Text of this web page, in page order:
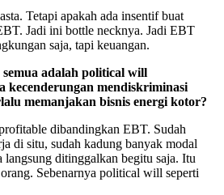
Tetapi apakah ada insentif buat
Jadi ini bottle necknya. Jadi EBT
saja, tapi keuangan.
adalah political will
kecenderungan mendiskriminasi
memanjakan bisnis energi kotor?
dibandingkan EBT. Sudah
di situ, sudah kadung banyak modal
ditinggalkan begitu saja. Itu
Sebenarnya political will seperti